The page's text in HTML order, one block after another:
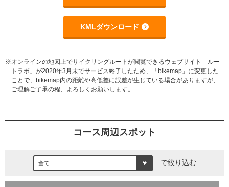
KMLダウンロード
※オンラインの地図上でサイクリングルートが閲覧できるウェブサイト「ルー
トラボ」が2020年3月末でサービス終了したため、「bikemap」に変更した
ことで、bikemap内の距離や高低差に誤差が生じている場合がありますが、
ご理解ご了承の程、よろしくお願いします。
コース周辺スポット
で絞り込む